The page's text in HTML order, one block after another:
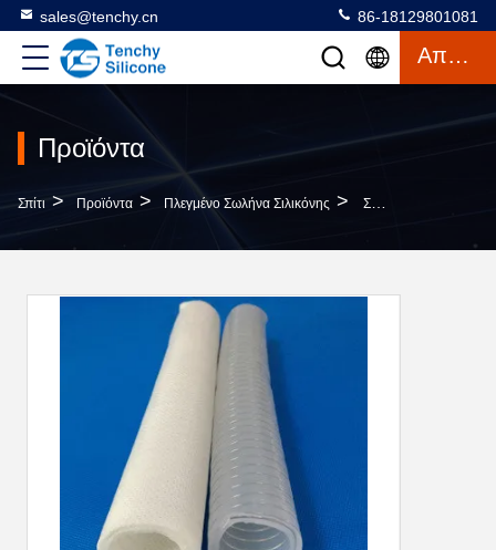
sales@tenchy.cn 86-18129801081
Απόσπασμα
Προϊόντα
Σπίτι > Προϊόντα > Πλεγμένο Σωλήνα Σιλικόνης > Σωλήνας Σιλικόνης Πλεγμένος Για Ποτά, Χαμηλής Πτητικότητας, Φαρμακευτικής Ποιότητας